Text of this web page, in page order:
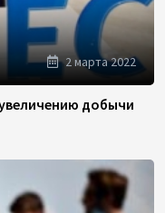
2 марта 2022
добычи